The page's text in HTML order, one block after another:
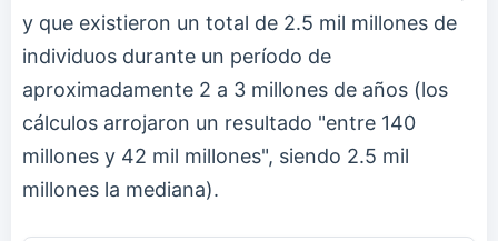
y que existieron un total de 2.5 mil millones de
individuos durante un período de
aproximadamente 2 a 3 millones de años (los
cálculos arrojaron un resultado "entre 140
millones y 42 mil millones", siendo 2.5 mil
millones la mediana).